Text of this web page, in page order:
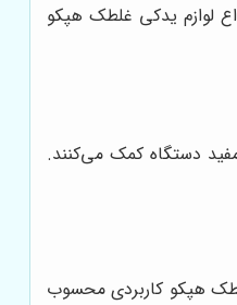
لوازم یدکی غلطک هپکو
دستگاه کمک می‌کنند.
هپکو کاربردی محسوب